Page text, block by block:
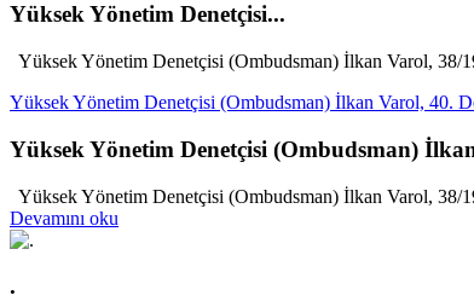
Yüksek Yönetim Denetçisi...
Yüksek Yönetim Denetçisi (Ombudsman) İlkan Varol, 38/
Yüksek Yönetim Denetçisi (Ombudsman) İlkan Varol, 40.
Yüksek Yönetim Denetçisi (Ombudsman)
Yüksek Yönetim Denetçisi (Ombudsman) İlkan Varol, 38/
Devamını oku
.